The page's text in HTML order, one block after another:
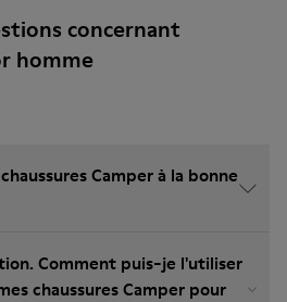
concernant
homme
Camper à la bonne
Comment puis-je l'utiliser
chaussures Camper pour